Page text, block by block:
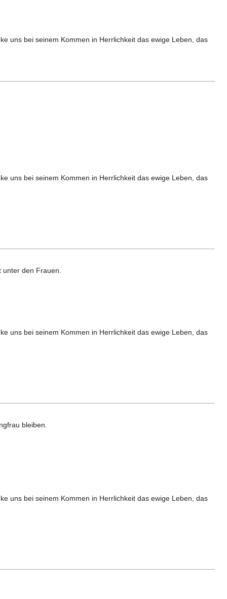
uns bei seinem Kommen in Herrlichkeit das ewige Leben, das
uns bei seinem Kommen in Herrlichkeit das ewige Leben, das
unter den Frauen.
uns bei seinem Kommen in Herrlichkeit das ewige Leben, das
bleiben.
uns bei seinem Kommen in Herrlichkeit das ewige Leben, das